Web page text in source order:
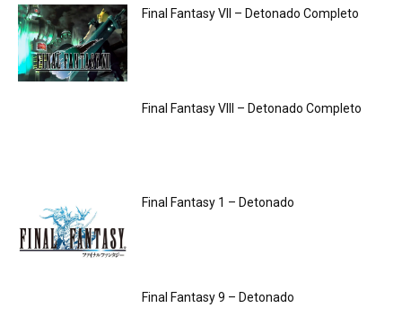
Final Fantasy VII – Detonado Completo
Final Fantasy VIII – Detonado Completo
Final Fantasy 1 – Detonado
Final Fantasy 9 – Detonado